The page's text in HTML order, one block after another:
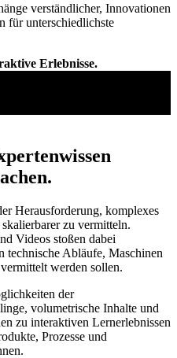
verständlicher, Innovationen
für unterschiedlichste
Erlebnisse.
Herausforderung, komplexes
zu vermitteln.
Videos stoßen dabei
technische Abläufe, Maschinen
werden sollen.
der
volumetrische Inhalte und
zu interaktiven Lernerlebnissen
Prozesse und